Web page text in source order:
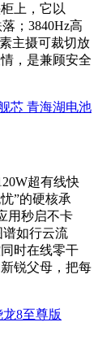
上，它以
；3840Hz高
主摄可裁切放
，是兼顾安全
芯 青海湖电池
超有线快
”的硬核承
用秒启不卡
谱如行云流
时在线零干
锐父母，把每
8至尊版